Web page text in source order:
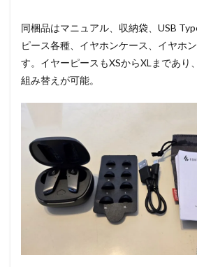
同梱品はマニュアル、収納袋、USB
ピース各種、イヤホンケース、イヤホ
す。イヤーピースもXSからXLまであり
組み替えが可能。